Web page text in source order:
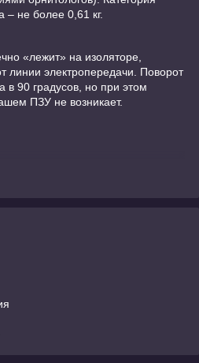
не более 0,61 кг.
«лежит» на изоляторе,
линии электропередачи. Поворот
в 90 градусов, но при этом
ПЗУ не возникает.